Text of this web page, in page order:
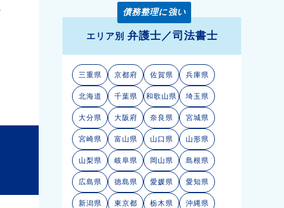
債務整理に強い
エリア別 弁護士／司法書士
三重県 京都府 佐賀県 兵庫県
北海道 千葉県 和歌山県 埼玉県
大分県 大阪府 奈良県 宮城県
宮崎県 富山県 山口県 山形県
山梨県 岐阜県 岡山県 島根県
広島県 徳島県 愛媛県 愛知県
新潟県 東京都 栃木県 沖縄県